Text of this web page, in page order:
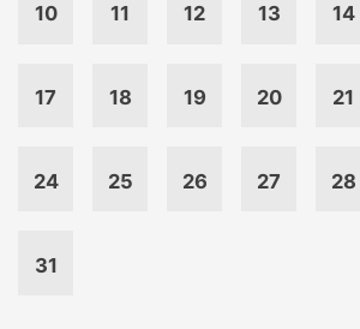
10 11 12 13 14
17 18 19 20 21
24 25 26 27 28
31